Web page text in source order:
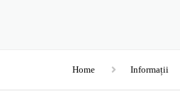
Home Informații